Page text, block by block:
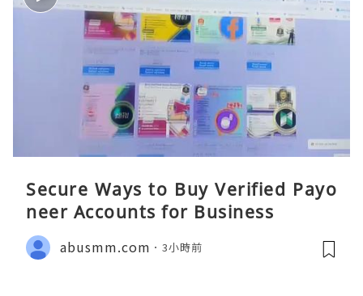
Secure Ways to Buy Verified Payo
neer Accounts for Business
abusmm.com 3小時前